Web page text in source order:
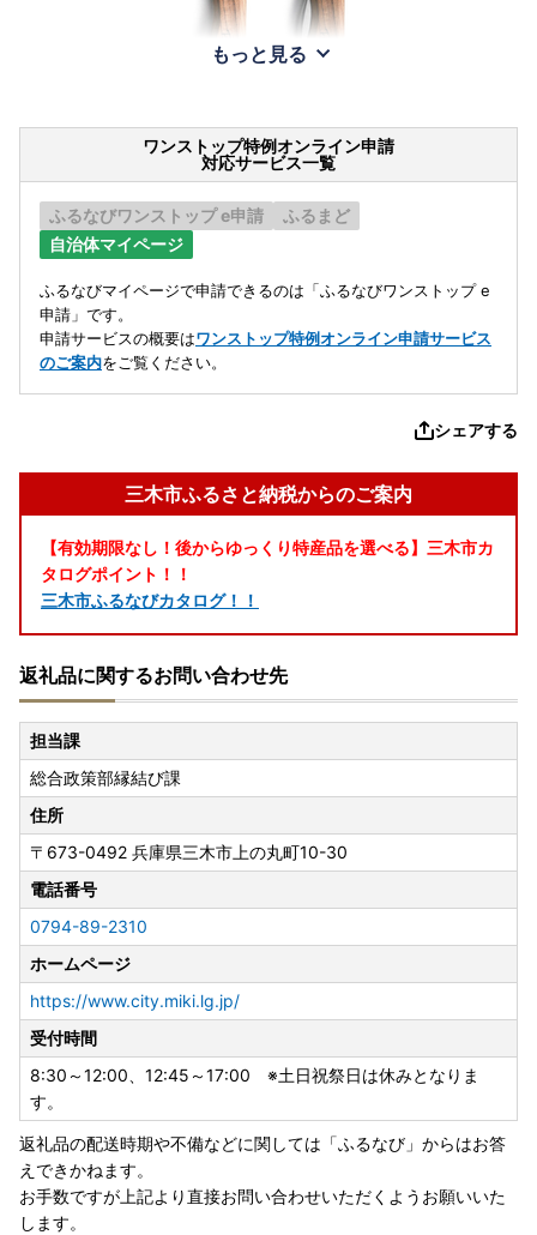
もっと見る
ワンストップ特例オンライン申請
対応サービス一覧
ふるなびワンストップ e申請
ふるまど
自治体マイページ
ふるなびマイページで申請できるのは「ふるなびワンストップ e
申請」です。
申請サービスの概要はワンストップ特例オンライン申請サービス
のご案内をご覧ください。
シェアする
三木市ふるさと納税からのご案内
【有効期限なし！後からゆっくり特産品を選べる】三木市カ
タログポイント！！
三木市ふるなびカタログ！！
返礼品に関するお問い合わせ先
担当課
総合政策部縁結び課
住所
〒673-0492 兵庫県三木市上の丸町10-30
電話番号
0794-89-2310
ホームページ
https://www.city.miki.lg.jp/
受付時間
8:30～12:00、12:45～17:00 ※土日祝祭日は休みとなりま
す。
返礼品の配送時期や不備などに関しては「ふるなび」からはお答
えできかねます。
お手数ですが上記より直接お問い合わせいただくようお願いいた
します。